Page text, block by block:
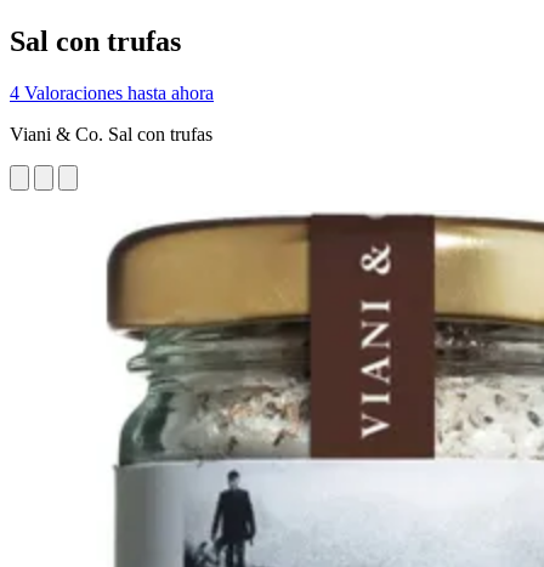
Sal con trufas
4 Valoraciones hasta ahora
Viani & Co. Sal con trufas